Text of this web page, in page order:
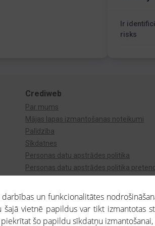
Ir
risks
Crediweb
Par mums
Mājas lapas izmantošanas noteikumi
Palīdzība
Sīkdatnes
Personas datu apstrādes politika
Personas datu apstrādes politika
un funkcionalitātes
vietnē papildus var tikt izmantotas
piekrītat šo papildu sīkdatņu